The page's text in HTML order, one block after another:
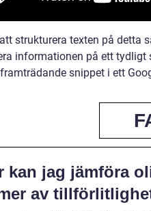
strukturera texten på detta
informationen på ett
snippet i ett
kan jag jämföra
av